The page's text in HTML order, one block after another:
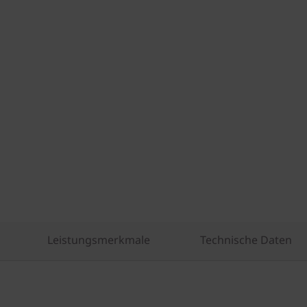
Leistungsmerkmale Technische Daten